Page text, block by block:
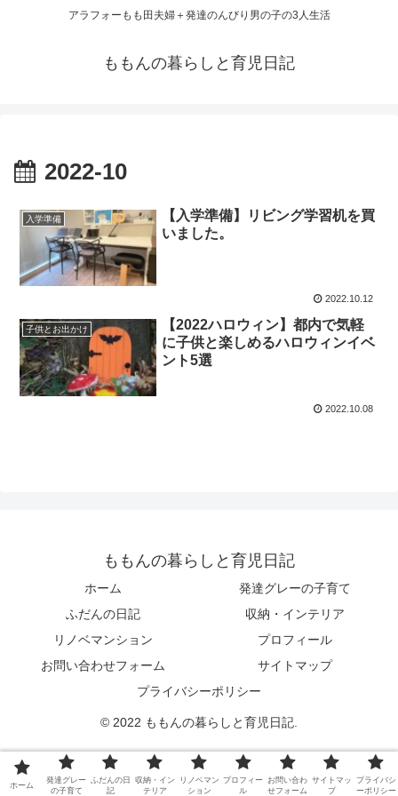
アラフォーもも田夫婦＋発達のんびり男の子の3人生活
ももんの暮らしと育児日記
2022-10
入学準備
【入学準備】リビング学習机を買
いました。
2022.10.12
子供とお出かけ
【2022ハロウィン】都内で気軽
に子供と楽しめるハロウィンイベ
ント5選
2022.10.08
ももんの暮らしと育児日記
ホーム
発達グレーの子育て
ふだんの日記
収納・インテリア
リノベマンション
プロフィール
お問い合わせフォーム
サイトマップ
プライバシーポリシー
© 2022 ももんの暮らしと育児日記.
ホーム
発達グレー
の子育て
ふだんの日
記
収納・イン
テリア
リノベマン
ション
プロフィー
ル
お問い合わ
せフォーム
サイトマッ
プ
プライバシ
ーポリシー